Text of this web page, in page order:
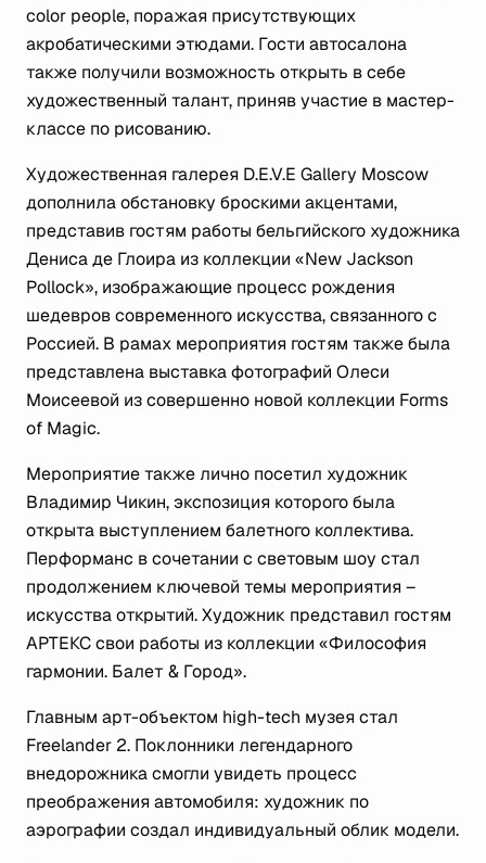
color people, поражая присутствующих
акробатическими этюдами. Гости автосалона
также получили возможность открыть в себе
художественный талант, приняв участие в мастер-
классе по рисованию.
Художественная галерея D.E.V.E Gallery Moscow
дополнила обстановку броскими акцентами,
представив гостям работы бельгийского художника
Дениса де Глоира из коллекции «New Jackson
Pollock», изображающие процесс рождения
шедевров современного искусства, связанного с
Россией. В рамах мероприятия гостям также была
представлена выставка фотографий Олеси
Моисеевой из совершенно новой коллекции Forms
of Magic.
Мероприятие также лично посетил художник
Владимир Чикин, экспозиция которого была
открыта выступлением балетного коллектива.
Перформанс в сочетании с световым шоу стал
продолжением ключевой темы мероприятия –
искусства открытий. Художник представил гостям
АРТЕКС свои работы из коллекции «Философия
гармонии. Балет & Город».
Главным арт-объектом high-tech музея стал
Freelander 2. Поклонники легендарного
внедорожника смогли увидеть процесс
преображения автомобиля: художник по
аэрографии создал индивидуальный облик модели.